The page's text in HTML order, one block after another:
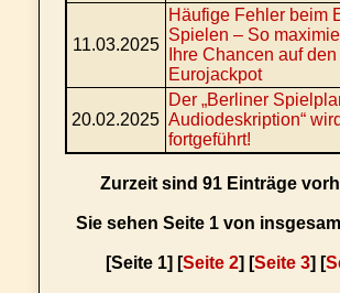
11.03.2025
Häufige Fehler beim
Spielen – So
Ihre Chancen auf den
Eurojackpot
20.02.2025
Der „Berliner
Audiodeskription“ wird
fortgeführt!
Zurzeit sind 91 Einträge
Sie sehen Seite 1 von
[Seite 1] [Seite 2] [Seite 3] [